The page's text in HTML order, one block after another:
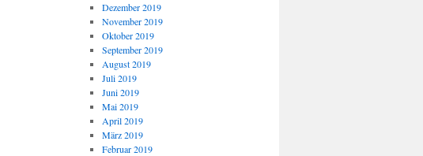
Dezember 2019
November 2019
Oktober 2019
September 2019
August 2019
Juli 2019
Juni 2019
Mai 2019
April 2019
März 2019
Februar 2019